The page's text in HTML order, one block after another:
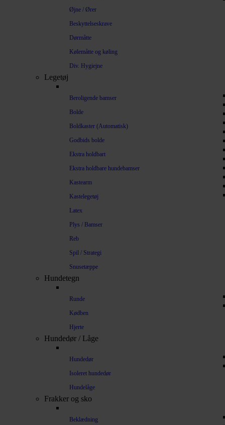
Øjne / Ører
Beskyttelseskrave
Dørmåtte
Kølemåtte og køling
Div. Hygiejne
Legetøj
Beroligende bamser
Bolde
Boldkaster (Automatisk)
Godbids bolde
Ekstra holdbart
Ekstra holdbare hundebamser
Kastearm
Kastelegetøj
Latex
Plys / Bamser
Reb
Spil / Strategi
Snusetæppe
Hundetegn
Runde
Kødben
Hjerte
Hundedør / Låge
Hundedør
Isoleret hundedør
Hundelåge
Frakker og sko
Beklædning